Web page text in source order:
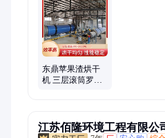
东鼎苹果渣烘干
机 三层滚筒罗汉
江苏佰隆环境工程有限公